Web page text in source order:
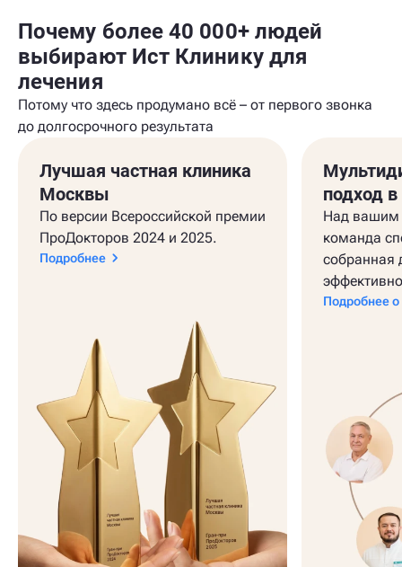
Почему более 40 000+ людей
выбирают Ист Клинику для
лечения
Потому что здесь продумано всё – от первого звонка
до долгосрочного результата
Лучшая частная клиника
Москвы
По версии Всероссийской премии
ПроДокторов 2024 и 2025.
Подробнее
подход
Над вашим
команда
собранная
Подробнее о